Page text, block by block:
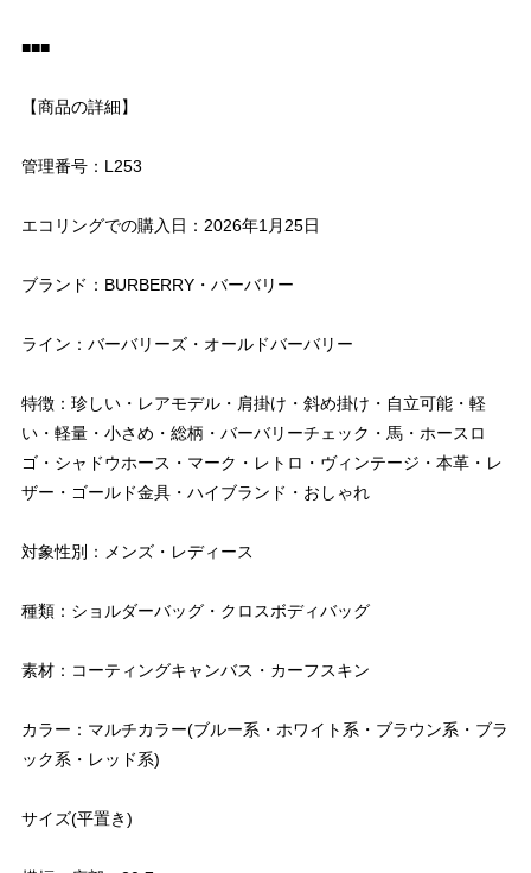
■■■
【商品の詳細】
管理番号：L253
エコリングでの購入日：2026年1月25日
ブランド：BURBERRY・バーバリー
ライン：バーバリーズ・オールドバーバリー
特徴：珍しい・レアモデル・肩掛け・斜め掛け・自立可能・軽
い・軽量・小さめ・総柄・バーバリーチェック・馬・ホースロ
ゴ・シャドウホース・マーク・レトロ・ヴィンテージ・本革・レ
ザー・ゴールド金具・ハイブランド・おしゃれ
対象性別：メンズ・レディース
種類：ショルダーバッグ・クロスボディバッグ
素材：コーティングキャンバス・カーフスキン
カラー：マルチカラー(ブルー系・ホワイト系・ブラウン系・ブラ
ック系・レッド系)
サイズ(平置き)